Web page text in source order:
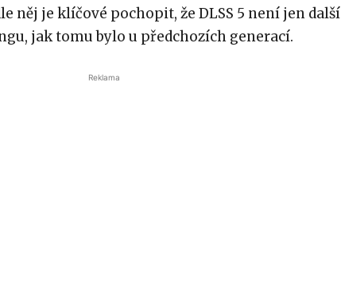
něj je klíčové pochopit, že DLSS 5 není jen další
jak tomu bylo u předchozích generací.
Reklama